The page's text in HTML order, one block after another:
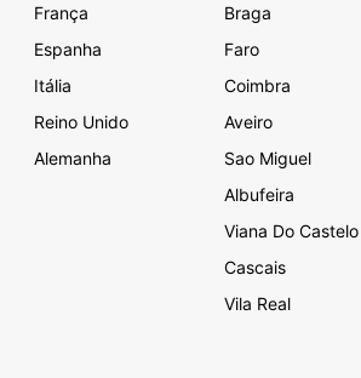
França
Espanha
Itália
Reino Unido
Alemanha
Braga
Faro
Coimbra
Aveiro
Sao Miguel
Albufeira
Viana Do Castelo
Cascais
Vila Real